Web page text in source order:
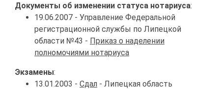
Документы об изменении статуса нотариуса:
19.06.2007 - Управление Федеральной
регистрационной службы по Липецкой
области №43 - Приказ о наделении
полномочиями нотариуса
Экзамены:
13.01.2003 - Сдал - Липецкая область